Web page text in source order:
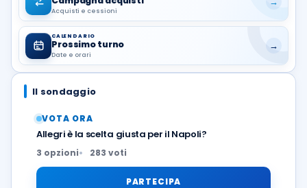
Acquisti e cessioni
CALENDARIO
Prossimo turno
Date e orari
→
Il sondaggio
VOTA ORA
Allegri è la scelta giusta per il Napoli?
3 opzioni 283 voti
PARTECIPA